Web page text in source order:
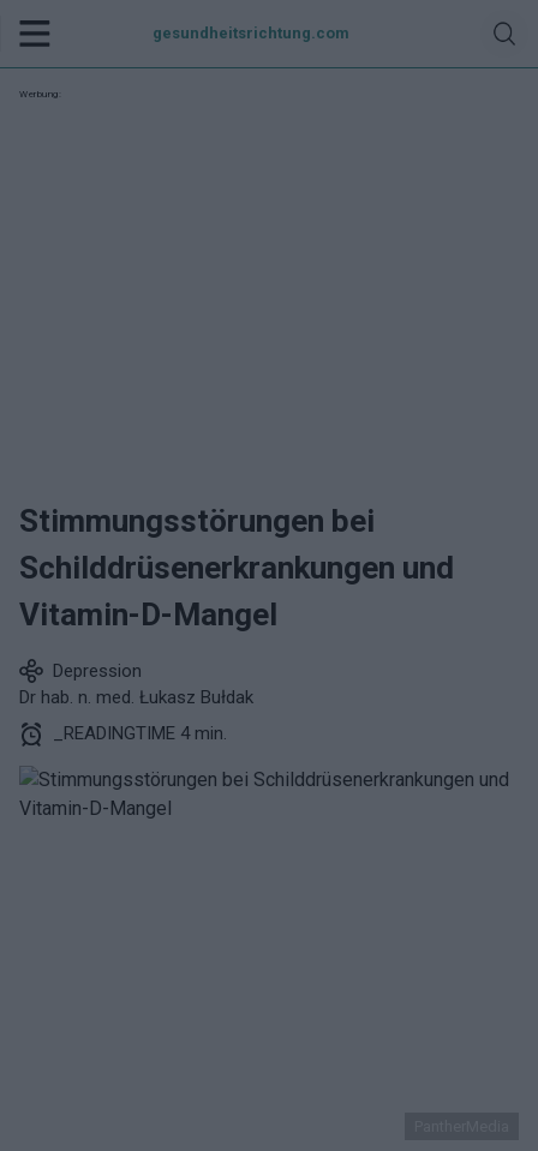
gesundheitsrichtung.com
Werbung:
Stimmungsstörungen bei
Schilddrüsenerkrankungen und
Vitamin-D-Mangel
Depression
Dr hab. n. med. Łukasz Bułdak
_READINGTIME 4 min.